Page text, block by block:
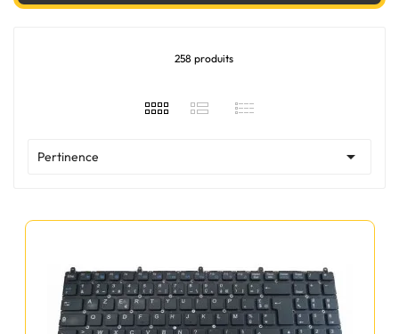
258 produits
Pertinence 